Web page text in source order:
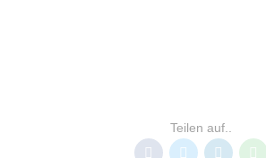
Teilen auf..